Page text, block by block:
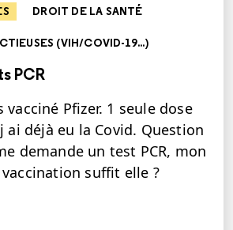
DROIT DE LA SANTÉ
(VIH/COVID-19...)
PCR
Pfizer. 1 seule dose
déjà eu la Covid. Question
demande un test PCR, mon
suffit elle ?